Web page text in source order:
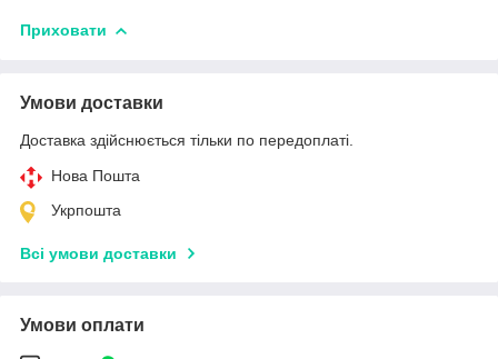
Приховати
Умови доставки
Доставка здійснюється тільки по передоплаті.
Нова Пошта
Укрпошта
Всі умови доставки
Умови оплати